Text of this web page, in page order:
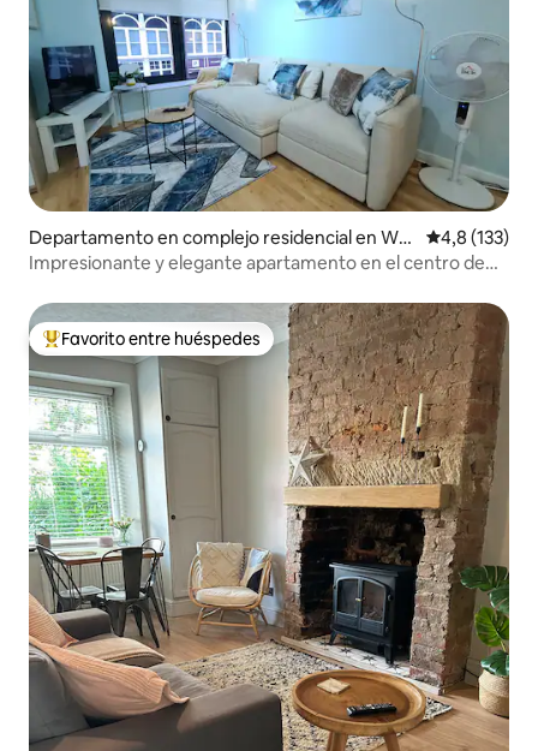
Departamento en complejo residencial en Wes
t Yorkshire
Calificación
4,8 (133)
Impresionante y elegante apartamento en el centro de
Favorito entre los huéspedes más destacados
Favorito entre huéspedes